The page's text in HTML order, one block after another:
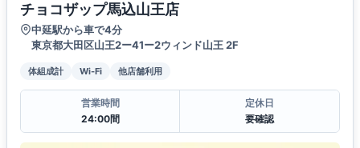
チョコザップ馬込山王店
中延駅から車で4分
東京都大田区山王2ー41ー2ウィンド山王 2F
体組成計 Wi-Fi 他店舗利用
営業時間
24:00間
定休日
要確認